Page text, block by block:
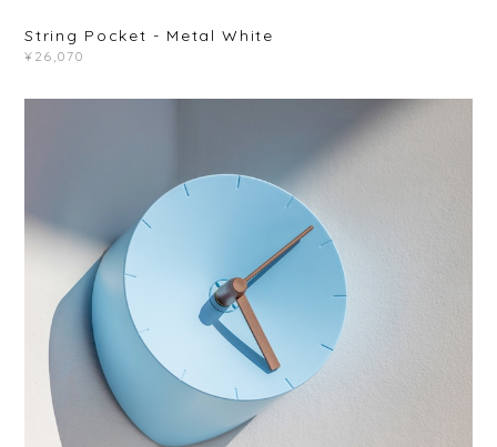
String Pocket - Metal White
¥26,070